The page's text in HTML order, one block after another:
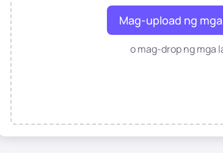
Mag-upload ng
o mag-drop ng mga